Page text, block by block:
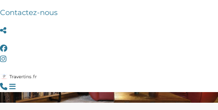
Contactez-nous